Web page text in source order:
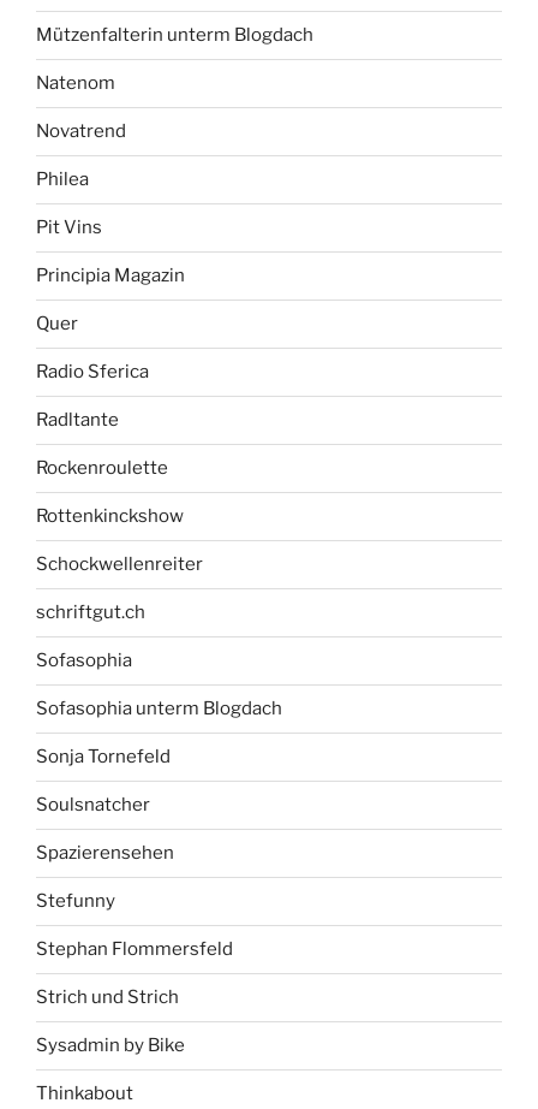
Mützenfalterin unterm Blogdach
Natenom
Novatrend
Philea
Pit Vins
Principia Magazin
Quer
Radio Sferica
Radltante
Rockenroulette
Rottenkinckshow
Schockwellenreiter
schriftgut.ch
Sofasophia
Sofasophia unterm Blogdach
Sonja Tornefeld
Soulsnatcher
Spazierensehen
Stefunny
Stephan Flommersfeld
Strich und Strich
Sysadmin by Bike
Thinkabout